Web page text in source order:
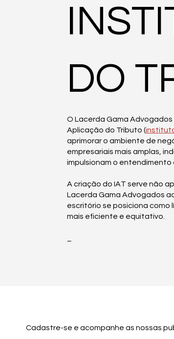
DO
O Lacerda Gama
Aplicação do Tributo (
aprimorar o ambiente de
empresariais mais amplas,
impulsionam o
A criação do IAT serve não
Lacerda Gama Advogados
escritório se posiciona como
mais eficiente e equitativo.
Cadastre-se e acompanhe as nossas